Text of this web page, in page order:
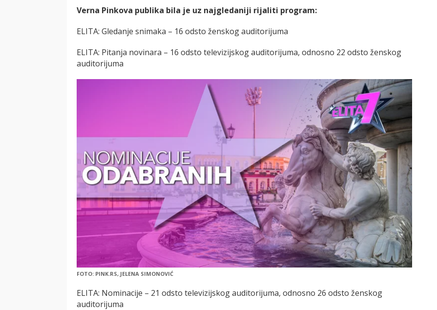
Verna Pinkova publika bila je uz najgledaniji rijaliti program:
ELITA: Gledanje snimaka – 16 odsto ženskog auditorijuma
ELITA: Pitanja novinara – 16 odsto televizijskog auditorijuma, odnosno 22 odsto ženskog
auditorijuma
FOTO: PINK.RS, JELENA SIMONOVIĆ
ELITA: Nominacije – 21 odsto televizijskog auditorijuma, odnosno 26 odsto ženskog
auditorijuma